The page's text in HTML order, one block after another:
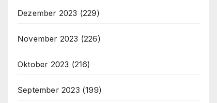
Dezember 2023 (229)
November 2023 (226)
Oktober 2023 (216)
September 2023 (199)